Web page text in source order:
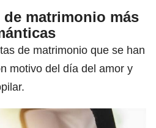
matrimonio más
de matrimonio que se han
motivo del día del amor y